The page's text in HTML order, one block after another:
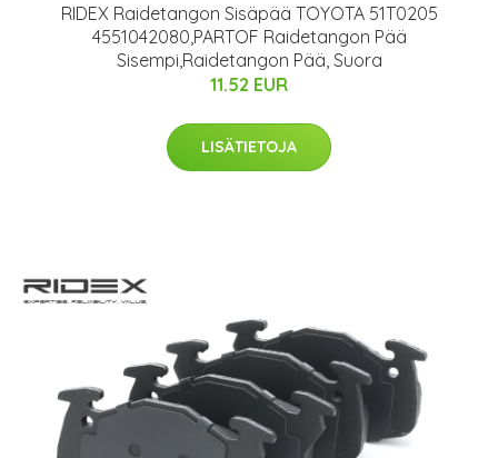
RIDEX Raidetangon Sisäpää TOYOTA 51T0205
4551042080,PARTOF Raidetangon Pää
Sisempi,Raidetangon Pää, Suora
11.52 EUR
LISÄTIETOJA